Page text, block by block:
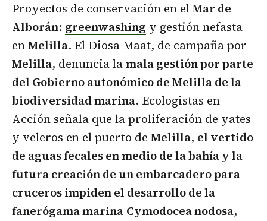
Proyectos de conservación en elMar de
Alborán: greenwashing y gestión nefasta
enMelilla. El Diosa Maat, de campaña por
Melilla, denuncia lamala gestión por parte
del Gobierno autonómico de Melilla de la
biodiversidad marina. Ecologistas en
Acción señala que la proliferación de yates
y veleros en el puerto de Melilla, el vertido
de aguas fecales en medio de la bahía y la
futura creación de un embarcadero para
cruceros impiden el desarrollo de la
fanerógama marina Cymodocea nodosa,